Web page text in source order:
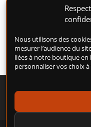
Nous utilisons des
mesurer l’audience du
liées à notre boutique en
personnaliser vos choix
Fruit du serpent,
21,00€